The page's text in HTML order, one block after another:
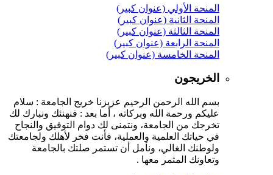
المنحة الأولي (عنوان كبير)
المنحة الثانية (عنوان كبير)
المنحة الثالثة (عنوان كبير)
المنحة الرابعة (عنوان كبير)
المنحة الخامسة (عنوان كبير)
الخريجون
بسم الله الرحمن الرحيم عزيزنا خريج الجامعة : سلام
عليكم ورحمة الله وبركاته ، أما بعد : فنهنئك ونبارك لك
تخرجك من الجامعة، ونتمنى لك دوام التوفيق والنجاح
في حياتك العلمية والعملية، فأنت فخر لأهلك ولجامعتك
ولوطنك الغالي، ونأمل أن تستمر صلتك بالجامعة
وتعاونك المثمر معها .